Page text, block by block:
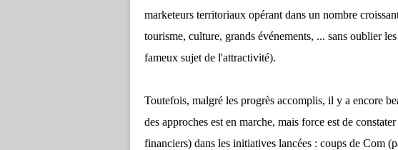
marketeurs territoriaux opérant dans un nombre
tourisme, culture, grands événements, ... sans oublier
fameux sujet de l'attractivité).
Toutefois, malgré les progrès accomplis, il y a encore
des approches est en marche, mais force est de
financiers) dans les initiatives lancées : coups de Com